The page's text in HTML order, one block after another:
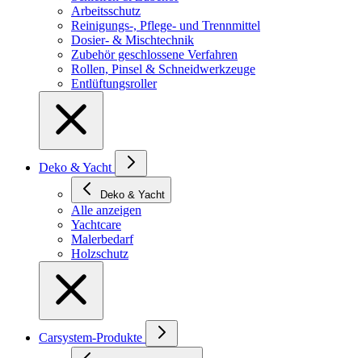
Arbeitsschutz
Reinigungs-, Pflege- und Trennmittel
Dosier- & Mischtechnik
Zubehör geschlossene Verfahren
Rollen, Pinsel & Schneidwerkzeuge
Entlüftungsroller
Deko & Yacht
Deko & Yacht
Alle anzeigen
Yachtcare
Malerbedarf
Holzschutz
Carsystem-Produkte